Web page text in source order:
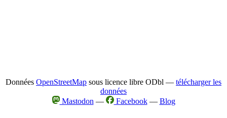
Données OpenStreetMap sous licence libre ODbl — télécharger les
données
Mastodon — Facebook— Blog